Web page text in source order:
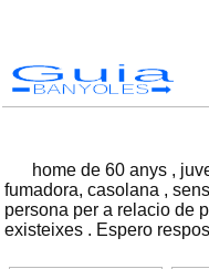
Guia
BANYOLES
home de 60 anys ,
fumadora, casolana ,
persona per a relacio de
existeixes . Espero